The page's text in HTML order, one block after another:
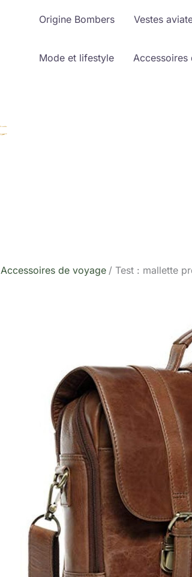
Origine Bombers Vestes
Mode et lifestyle Accessoires
Accessoires de voyage Test : mallette